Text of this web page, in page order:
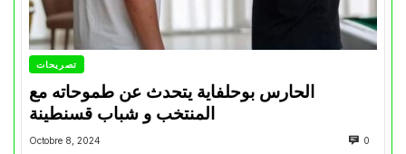
تصريحات
الحارس بوحلفاية يتحدث عن طموحاته مع
المنتخب و شباب قسنطينة
Octobre 8, 2024 0